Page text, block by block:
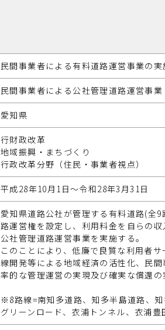
民間事業者による有料道路運営事業の実
民間事業者による公社管理道路運営事業
愛知県
行財政改革
地域振興・まちづくり
行政改革分野（住民・事業者視点）
平成28年10月1日～令和28年3月31日
愛知県道路公社が管理する有料道路(全
路運営権を設定し、利用料金を自らの
公社管理道路運営事業を実施する。
このことにより、低廉で良質な利用者
線開発等による地域経済の活性化、民
率的な管理運営の実現及び確実な償還の
※8路線=南知多道路、知多半島道路、
グリーンロード、衣浦トンネル、衣浦